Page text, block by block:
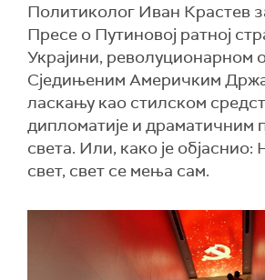
Политиколог Иван Крастев
Пресе о Путиновој ратној
Украјини, револуционарном
Сједињеним Америчким
ласкању као стилском
дипломатије и драматичним
света. Или, како је
свет, свет се мења сам.